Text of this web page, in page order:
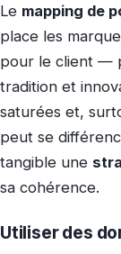
Le mapping de
place les
pour le client —
tradition et
saturées et,
peut se
tangible une
sa cohérence.
Utiliser des